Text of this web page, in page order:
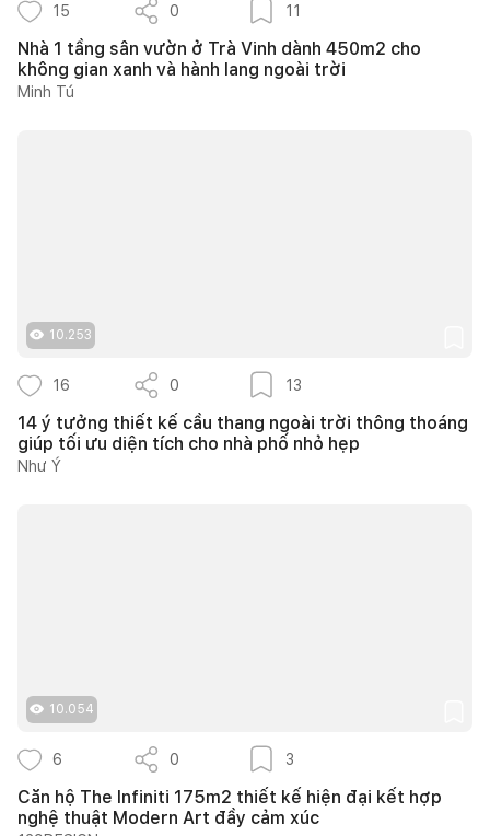
15 0 11
Nhà 1 tầng sân vườn ở Trà Vinh dành 450m2 cho
không gian xanh và hành lang ngoài trời
Minh Tú
10.253
16 0 13
14 ý tưởng thiết kế cầu thang ngoài trời thông thoáng
giúp tối ưu diện tích cho nhà phố nhỏ hẹp
Như Ý
10.054
6 0 3
Căn hộ The Infiniti 175m2 thiết kế hiện đại kết hợp
nghệ thuật Modern Art đầy cảm xúc